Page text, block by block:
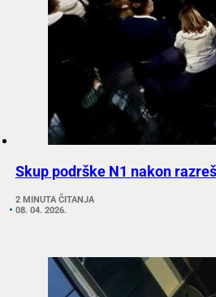
Skup podrške N1 nakon
2 MINUTA ČITANJA
08. 04. 2026.